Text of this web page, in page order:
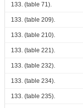
133. (table 71).
133. (table 209).
133. (table 210).
133. (table 221).
133. (table 232).
133. (table 234).
133. (table 235).